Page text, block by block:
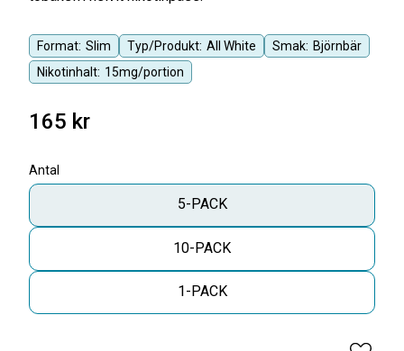
Format: Slim Typ/Produkt: All White Smak: Björnbär
Nikotinhalt: 15mg/portion
165 kr
Antal
5-PACK
10-PACK
1-PACK